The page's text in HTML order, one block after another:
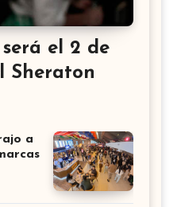
el 2 de
Sheraton
a